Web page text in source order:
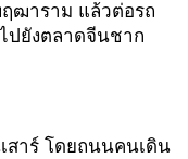
ฒาราม แล้วต่อรถ
ปยังตลาดจีนชาก
สาร์ โดยถนนคนเดิน